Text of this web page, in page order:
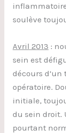
soulève
Avril 2013 :
sein est
décours
opératoire.
initiale,
du sein droit.
pourtant